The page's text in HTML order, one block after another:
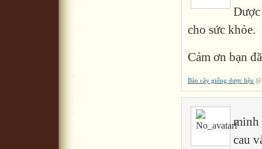
cho sức khỏe.
Cảm ơn bạn
Bán cây giống dược liệu
mình
cau